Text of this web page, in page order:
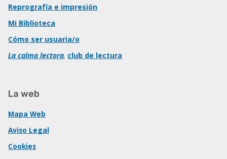
Reprografía e impresión
Mi Biblioteca
Cómo ser usuaria/o
La calma lectora, club de lectura
La web
Mapa Web
Aviso Legal
Cookies